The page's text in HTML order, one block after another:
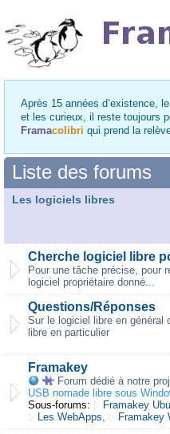
Après 15 années d’existence,
et les curieux, il reste toujours
Framacolibri qui prend la
Liste des forums
Les logiciels libres
Cherche logiciel libre
Pour une tâche précise, pour
logiciel propriétaire donné...
Questions/Réponses
Sur le logiciel libre en général
libre en particulier
Framakey
Forum dédié à notre
USB nomade libre sous
Sous-forums:
Framakey
Les WebApps, Framakey